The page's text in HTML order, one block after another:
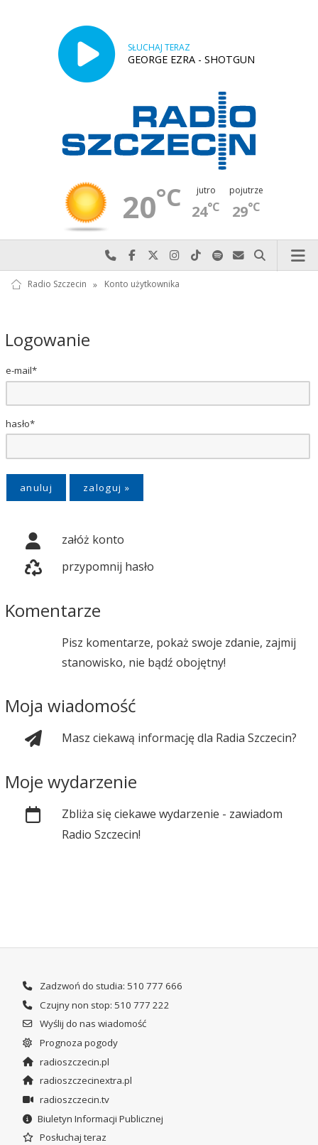
SŁUCHAJ TERAZ
GEORGE EZRA - SHOTGUN
20°C jutro
24°C
pojutrze
29°C
Najlepiej po prostu do nas zadzwoń
Odwiedź nas na Facebook-u
Odwiedź nas na X
Odwiedź nas na Instagram-ie
Odwiedź nas na TikTok-u
Szukaj nas na Spotify
Wyślij do nas
Szukaj
Radio Szczecin » Konto użytkownika
Logowanie
e-mail*
hasło*
anuluj
załóż konto
przypomnij hasło
Komentarze
Pisz komentarze, pokaż swoje zdanie, zajmij
stanowisko, nie bądź obojętny!
Moja wiadomość
Masz ciekawą informację dla Radia Szczecin?
Moje wydarzenie
Zbliża się ciekawe wydarzenie - zawiadom
Radio Szczecin!
Zadzwoń do studia: 510 777 666
Czujny non stop: 510 777 222
Wyślij do nas wiadomość
Prognoza pogody
radioszczecin.pl
radioszczecinextra.pl
radioszczecin.tv
Biuletyn Informacji Publicznej
Posłuchaj teraz